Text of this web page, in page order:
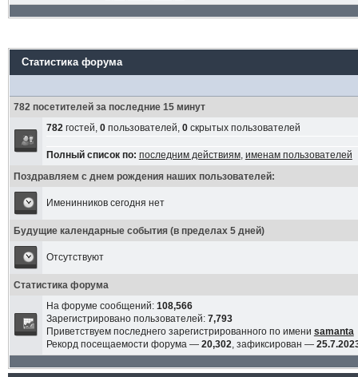
Статистика форума
782 посетителей за последние 15 минут
782гостей, 0пользователей, 0скрытых пользователей
Полный список по: последним действиям, именам пользователей
Поздравляем с днем рождения наших пользователей:
Именинников сегодня нет
Будущие календарные события (в пределах 5 дней)
Отсутствуют
Статистика форума
На форуме сообщений: 108,566
Зарегистрировано пользователей: 7,793
Приветствуем последнего зарегистрированного по имени samanta
Рекорд посещаемости форума — 20,302, зафиксирован —